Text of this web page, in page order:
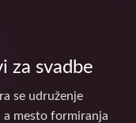
za svadbe
se udruženje
a mesto formiranja